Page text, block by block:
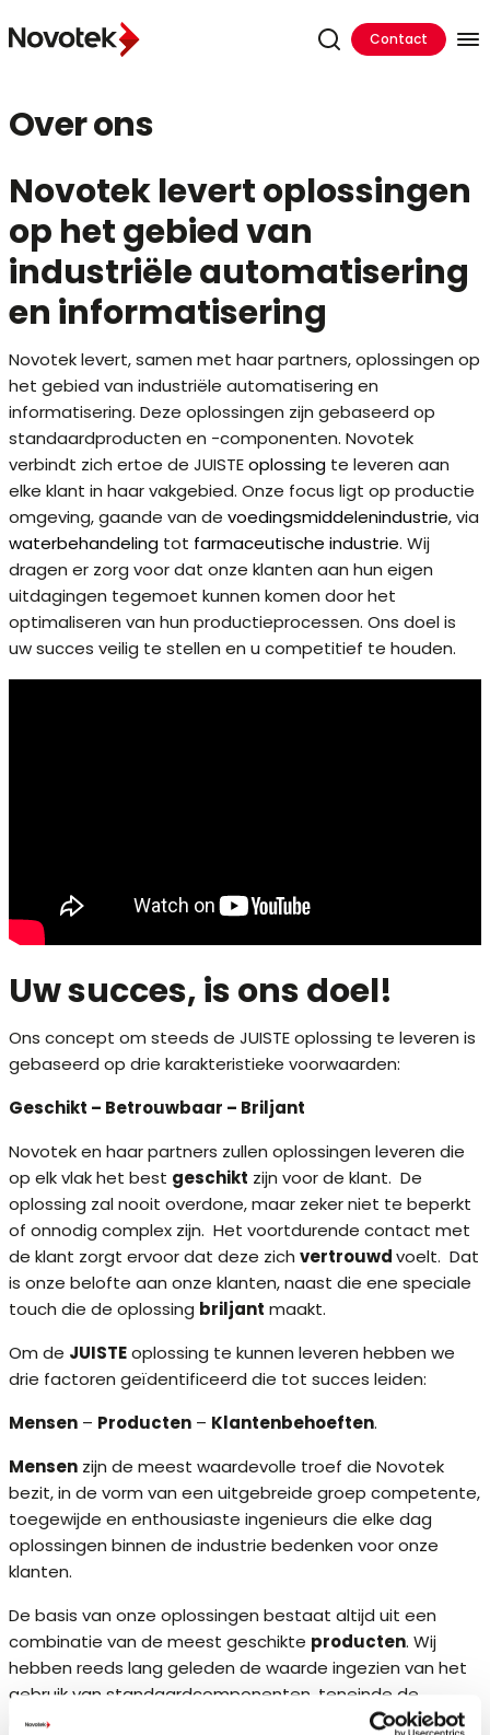
Contact
Over ons
Novotek levert oplossingen
op het gebied van
industriële automatisering
en informatisering
Novotek levert, samen met haar partners, oplossingen op
het gebied van industriële automatisering en
informatisering. Deze oplossingen zijn gebaseerd op
standaardproducten en -componenten. Novotek
verbindt zich ertoe de JUISTEoplossing te leveren aan
elke klant in haar vakgebied. Onze focus ligt op productie
omgeving, gaande van de voedingsmiddelenindustrie, via
waterbehandeling tot farmaceutische industrie. Wij
dragen er zorg voor dat onze klanten aan hun eigen
uitdagingen tegemoet kunnen komen door het
optimaliseren van hun productieprocessen. Ons doel is
uw succes veilig te stellen en u competitief te houden.
Uw succes, is ons doel!
Ons concept om steeds de JUISTE oplossing te leveren is
gebaseerd op drie karakteristieke voorwaarden:
Geschikt – Betrouwbaar – Briljant
Novotek en haar partners zullen oplossingen leveren die
op elk vlak het best geschikt zijn voor de klant. De
oplossing zal nooit overdone, maar zeker niet te beperkt
of onnodig complex zijn. Het voortdurende contact met
de klant zorgt ervoor dat deze zich vertrouwdvoelt. Dat
is onze belofte aan onze klanten, naast die ene speciale
touch die de oplossing briljant maakt.
Om de JUISTEoplossing te kunnen leveren hebben we
drie factoren geïdentificeerd die tot succes leiden:
Mensen – Producten – Klantenbehoeften.
Mensen zijn de meest waardevolle troef die Novotek
bezit, in de vorm van een uitgebreide groep competente,
toegewijde en enthousiaste ingenieurs die elke dag
oplossingen binnen de industrie bedenken voor onze
klanten.
De basis van onze oplossingen bestaat altijd uit een
combinatie van de meest geschikte producten. Wij
hebben reeds lang geleden de waarde ingezien van het
gebruik van standaardcomponenten, teneinde de
kostprijs gedurende de totale levenscyclus onder